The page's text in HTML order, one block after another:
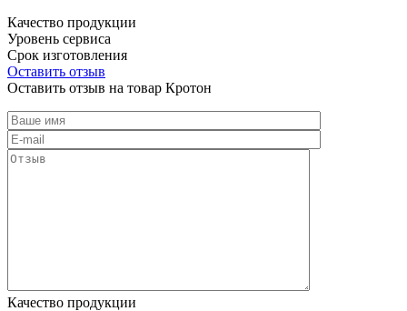
Качество продукции
Уровень сервиса
Срок изготовления
Оставить отзыв
Оставить отзыв на товар Кротон
Качество продукции